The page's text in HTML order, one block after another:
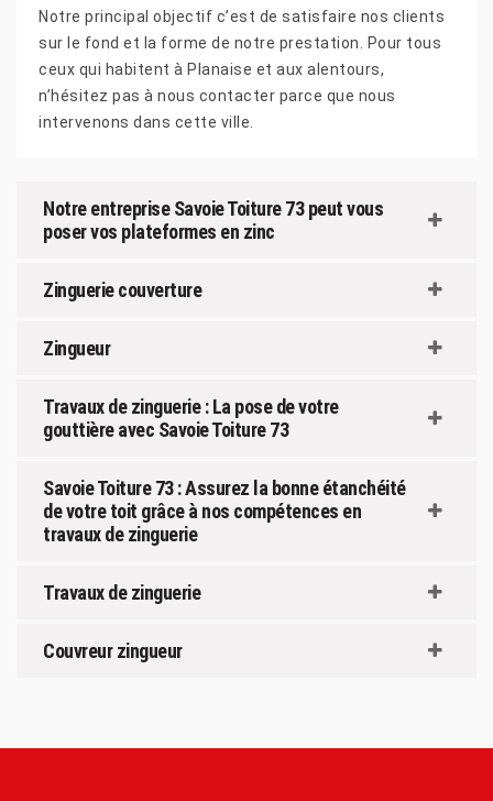
Notre principal objectif c’est de satisfaire nos clients
sur le fond et la forme de notre prestation. Pour tous
ceux qui habitent à Planaise et aux alentours,
n’hésitez pas à nous contacter parce que nous
intervenons dans cette ville.
Notre entreprise Savoie Toiture 73 peut vous
poser vos plateformes en zinc
Zinguerie couverture
Zingueur
Travaux de zinguerie : La pose de votre
gouttière avec Savoie Toiture 73
Savoie Toiture 73 : Assurez la bonne étanchéité
de votre toit grâce à nos compétences en
travaux de zinguerie
Travaux de zinguerie
Couvreur zingueur